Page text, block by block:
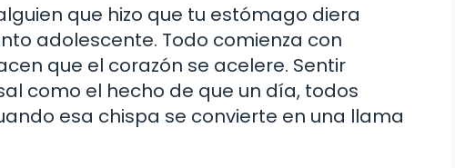
que hizo que tu estómago diera
adolescente. Todo comienza con
que el corazón se acelere. Sentir
como el hecho de que un día, todos
esa chispa se convierte en una llama